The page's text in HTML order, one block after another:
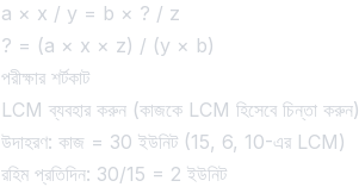
a × x / y = b × ? / z
? = (a × x × z) / (y × b)
পরীক্ষার শর্টকাট
LCM ব্যবহার করুন (কাজকে LCM হিসেবে চিন্তা করুন)
উদাহরণ: কাজ = 30 ইউনিট (15, 6, 10-এর LCM)
রহিম প্রতিদিন: 30/15 = 2 ইউনিট